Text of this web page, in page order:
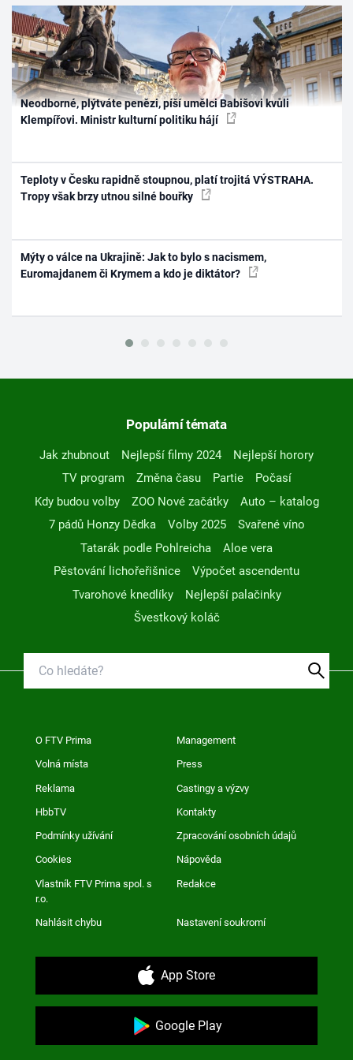
Neodborné, plýtváte penězi, píší umělci Babišovi kvůli
Klempířovi. Ministr kulturní politiku hájí
Teploty v Česku rapidně stoupnou, platí trojitá VÝSTRAHA.
Tropy však brzy utnou silné bouřky
Mýty o válce na Ukrajině: Jak to bylo s nacismem,
Euromajdanem či Krymem a kdo je diktátor?
Populární témata
Jak zhubnout Nejlepší filmy 2024
Nejlepší horory
TV program
Změna času Partie
Počasí
Kdy budou volby
ZOO Nové začátky
Auto – katalog
7 pádů Honzy Dědka
Volby 2025
Svařené víno
Tatarák podle Pohlreicha
Aloe vera
Pěstování lichořeřišnice
Výpočet ascendentu
Tvarohové knedlíky
Nejlepší palačinky
Švestkový koláč
O FTV Prima Management
Volná místa Press
Reklama Castingy a výzvy
HbbTV Kontakty
Podmínky užívání Zpracování osobních údajů
Cookies Nápověda
Vlastník FTV Prima spol. s
r.o.
Redakce
Nahlásit chybu Nastavení soukromí
App Store
Google Play